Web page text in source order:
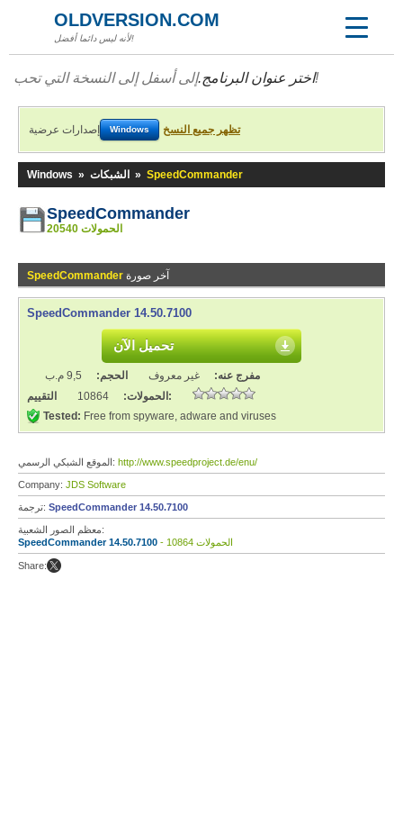
OLDVERSION.COM
لأنه ليس دائما أفضل!
اختر عنوان البرنامج.إلى أسفل إلى النسخة التي تحب!
إصدارات عرضية Windows تظهر جميع النسخ
Windows » الشبكات » SpeedCommander
SpeedCommander
20540 الحمولات
SpeedCommander آخر صورة
SpeedCommander 14.50.7100
تحميل الآن
مفرج عنه: غير معروف الحجم:
9,5 م.ب
الحمولات:
10864
التقييم:
Tested: Free from spyware, adware and viruses
الموقع الشبكي الرسمي: http://www.speedproject.de/enu/
Company: JDS Software
ترجمة: SpeedCommander 14.50.7100
معظم الصور الشعبية:
SpeedCommander 14.50.7100
- 10864 الحمولات
Share: